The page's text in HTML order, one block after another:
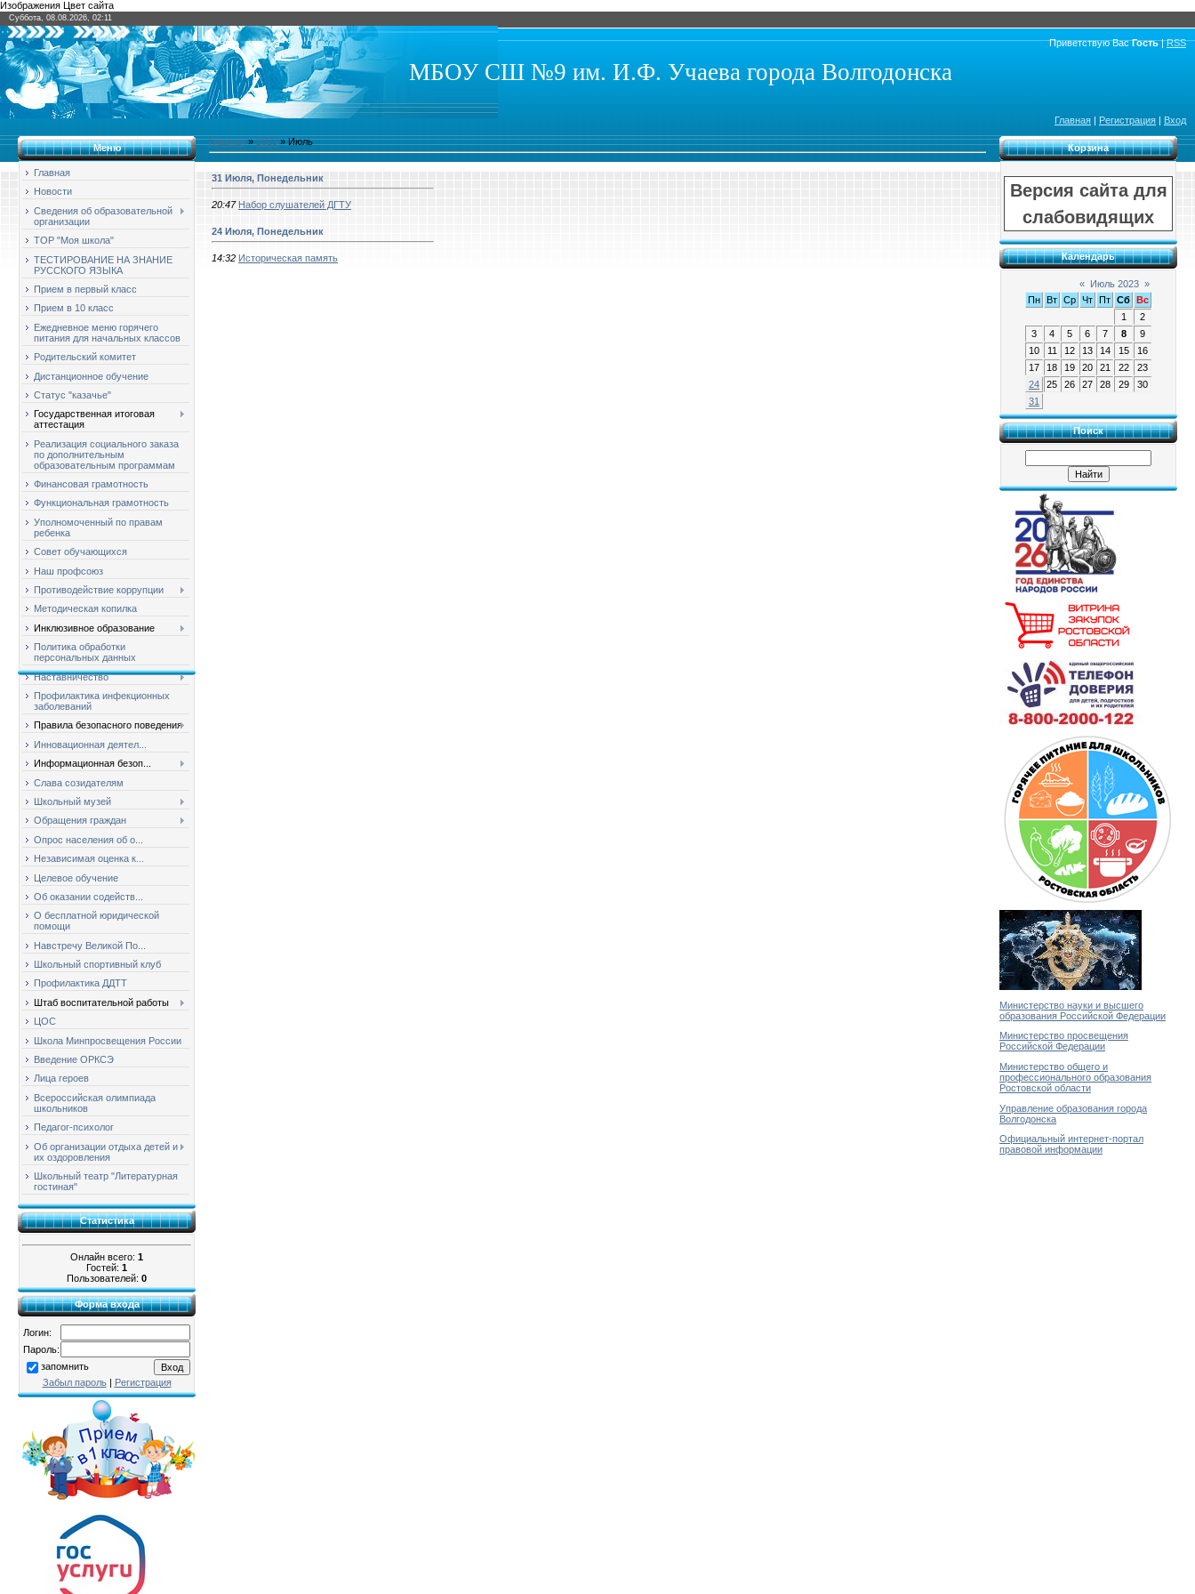
Изображения Цвет сайта
Суббота, 08.08.2026, 02:11
Приветствую Вас Гость|RSS
МБОУ СШ №9 им. И.Ф. Учаева города Волгодонска
Главная | Регистрация | Вход
Меню
Главная
Новости
Сведения об образовательной
организации
ТОР "Моя школа"
ТЕСТИРОВАНИЕ НА ЗНАНИЕ
РУССКОГО ЯЗЫКА
Прием в первый класс
Прием в 10 класс
Ежедневное меню горячего
питания для начальных классов
Родительский комитет
Дистанционное обучение
Статус "казачье"
Государственная итоговая
аттестация
Реализация социального заказа
по дополнительным
образовательным программам
Финансовая грамотность
Функциональная грамотность
Уполномоченный по правам
ребенка
Совет обучающихся
Наш профсоюз
Противодействие коррупции
Методическая копилка
Инклюзивное образование
Политика обработки
персональных данных
Наставничество
Профилактика инфекционных
заболеваний
Правила безопасного поведения
Инновационная деятел...
Информационная безоп...
Слава созидателям
Школьный музей
Обращения граждан
Опрос населения об о...
Независимая оценка к...
Целевое обучение
Об оказании содейств...
О бесплатной юридической
помощи
Навстречу Великой По...
Школьный спортивный клуб
Профилактика ДДТТ
Штаб воспитательной работы
ЦОС
Школа Минпросвещения России
Введение ОРКСЭ
Лица героев
Всероссийская олимпиада
школьников
Педагог-психолог
Об организации отдыха детей и
их оздоровления
Школьный театр "Литературная
гостиная"
Статистика
Онлайн всего: 1
Гостей: 1
Пользователей: 0
Форма входа
Логин:
Пароль:
запомнить
Забыл пароль| Регистрация
Главная»2023 » Июль
31 Июля, Понедельник
20:47 Набор слушателей ДГТУ
24 Июля, Понедельник
14:32 Историческая память
Корзина
Версия сайта для
слабовидящих
Календарь
« Июль 2023 »
Пн Вт Ср Чт Пт Сб Вс
1
2
3
4 5 6 7 8
9
10
11 12 13 14 15
16
17
18 19 20 21 22
23
24
25 26 27 28 29
30
31
Поиск
Министерство науки и высшего
образования Российской Федерации
Министерство просвещения
Российской Федерации
Министерство общего и
профессионального образования
Ростовской области
Управление образования города
Волгодонска
Официальный интернет-портал
правовой информации